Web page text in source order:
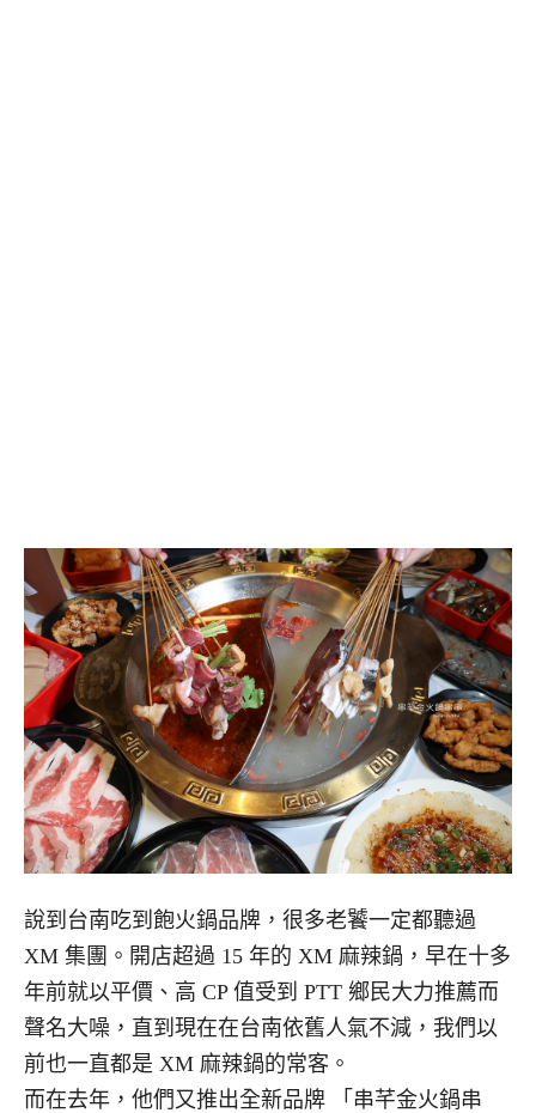
說到台南吃到飽火鍋品牌，很多老饕一定都聽過
XM 集團。開店超過 15 年的 XM 麻辣鍋，早在十多
年前就以平價、高 CP 值受到 PTT 鄉民大力推薦而
聲名大噪，直到現在在台南依舊人氣不減，我們以
前也一直都是 XM 麻辣鍋的常客。
而在去年，他們又推出全新品牌 「串芊金火鍋串